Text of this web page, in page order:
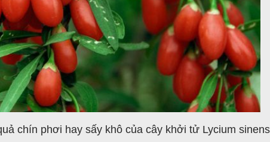
chín phơi hay sấy khô của cây khởi tử Lycium